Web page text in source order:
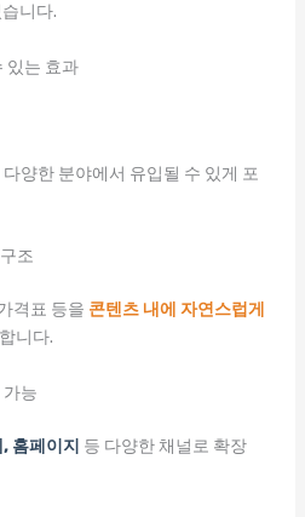
니다.
있는 효과
다양한 분야에서 유입될 수 있게 포
조
격표 등을 콘텐츠 내에 자연스럽게
니다.
능
홈페이지 등 다양한 채널로 확장